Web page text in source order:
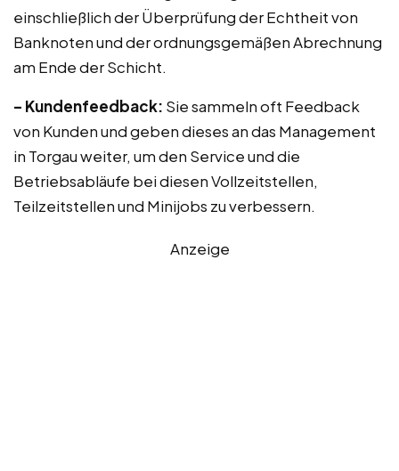
einschließlich der Überprüfung der Echtheit von
Banknoten und der ordnungsgemäßen Abrechnung
am Ende der Schicht.
– Kundenfeedback: Sie sammeln oft Feedback
von Kunden und geben dieses an das Management
in Torgau weiter, um den Service und die
Betriebsabläufe bei diesen Vollzeitstellen,
Teilzeitstellen und Minijobs zu verbessern.
Anzeige